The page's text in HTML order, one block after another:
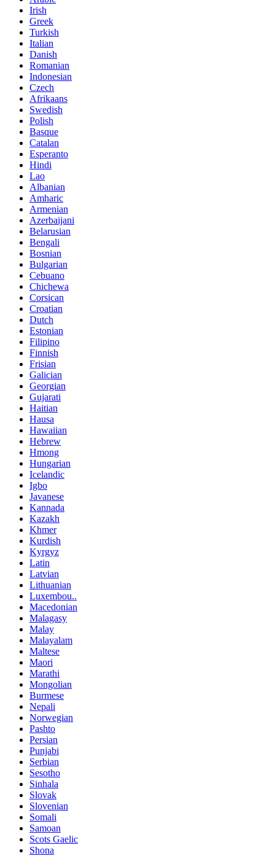
Irish
Greek
Turkish
Italian
Danish
Romanian
Indonesian
Czech
Afrikaans
Swedish
Polish
Basque
Catalan
Esperanto
Hindi
Lao
Albanian
Amharic
Armenian
Azerbaijani
Belarusian
Bengali
Bosnian
Bulgarian
Cebuano
Chichewa
Corsican
Croatian
Dutch
Estonian
Filipino
Finnish
Frisian
Galician
Georgian
Gujarati
Haitian
Hausa
Hawaiian
Hebrew
Hmong
Hungarian
Icelandic
Igbo
Javanese
Kannada
Kazakh
Khmer
Kurdish
Kyrgyz
Latin
Latvian
Lithuanian
Luxembou..
Macedonian
Malagasy
Malay
Malayalam
Maltese
Maori
Marathi
Mongolian
Burmese
Nepali
Norwegian
Pashto
Persian
Punjabi
Serbian
Sesotho
Sinhala
Slovak
Slovenian
Somali
Samoan
Scots Gaelic
Shona